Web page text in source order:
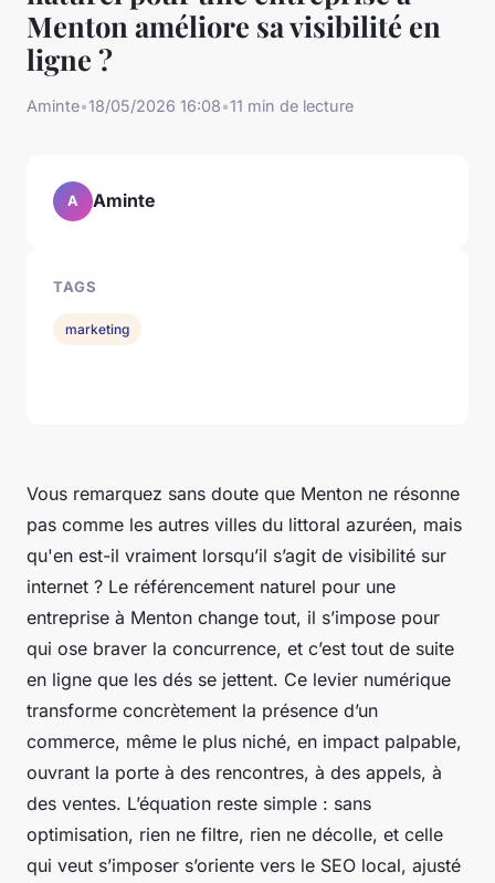
Menton améliore sa visibilité en
ligne ?
Aminte•18/05/2026 16:08•11 min de lecture
Vous remarquez sans doute que Menton ne résonne
pas comme les autres villes du littoral azuréen, mais
qu'en est-il vraiment lorsqu’il s’agit de visibilité sur
internet ? Le référencement naturel pour une
entreprise à Menton change tout, il s’impose pour
qui ose braver la concurrence, et c’est tout de suite
en ligne que les dés se jettent. Ce levier numérique
transforme concrètement la présence d’un
commerce, même le plus niché, en impact palpable,
ouvrant la porte à des rencontres, à des appels, à
des ventes. L’équation reste simple : sans
optimisation, rien ne filtre, rien ne décolle, et celle
qui veut s’imposer s’oriente vers le SEO local, ajusté
A Aminte
TAGS
marketing